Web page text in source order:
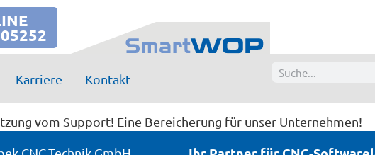
Karriere Kontakt
vom Support! Eine Bereicherung für unser Unternehmen!